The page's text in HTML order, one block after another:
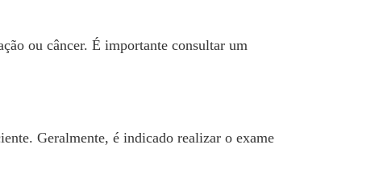
ou câncer. É importante consultar um
Geralmente, é indicado realizar o exame